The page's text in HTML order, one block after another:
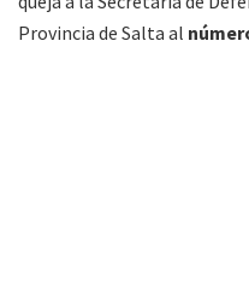
Provincia de Salta al